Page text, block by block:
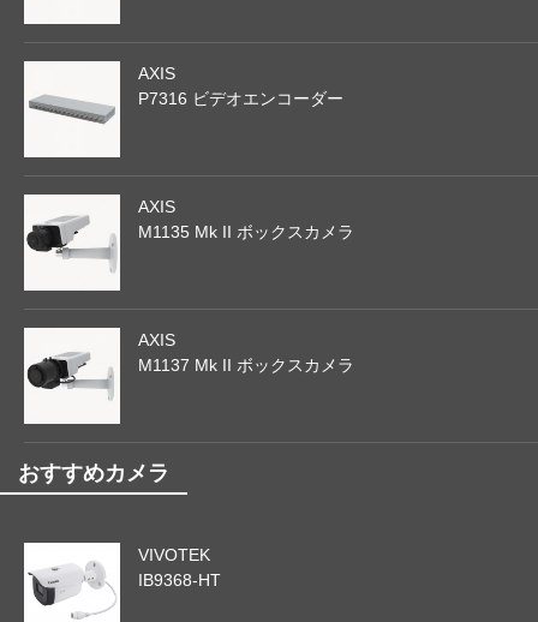
AXIS
P7316 ビデオエンコーダー
AXIS
M1135 Mk II ボックスカメラ
AXIS
M1137 Mk II ボックスカメラ
おすすめカメラ
VIVOTEK
IB9368-HT